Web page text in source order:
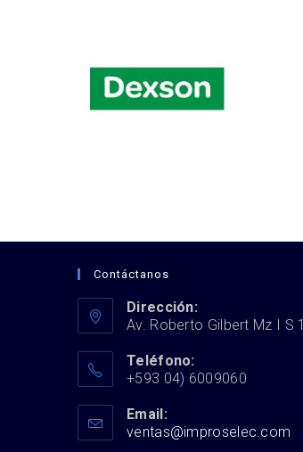
Contáctanos
Dirección:
Av. Roberto Gilbert Mz I S 1
Teléfono:
+593 04) 6009060
Email:
ventas@improselec.com